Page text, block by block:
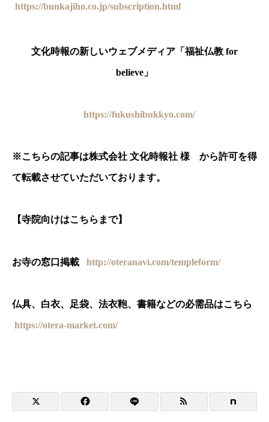
https://bunkajiho.co.jp/subscription.html
文化時報の新しいウェブメディア「福祉仏教 for
believe」
https://fukushibukkyo.com/
※こちらの記事は株式会社 文化時報社 様 から許可を得
て転載させていただいております。
【寺院向けはこちらまで】
お寺の窓口掲載 http://oteranavi.com/templeform/
仏具、白衣、足袋、法衣鞄、書籍などの必需品はこちら
https://otera-market.com/